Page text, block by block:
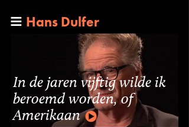
Hans Dulfer
In de jaren vijftig wilde ik
beroemd worden, of
Amerikaan